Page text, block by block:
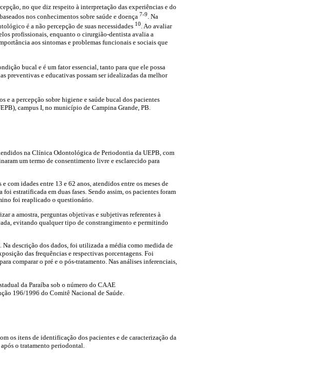
no que diz respeito à interpretação das experiências e do
nos conhecimentos sobre saúde e doença 7-9 . Na
é a não percepção de suas necessidades 10. Ao avaliar
profissionais, enquanto o cirurgião-dentista avalia a
aos sintomas e problemas funcionais e sociais que
bucal e é um fator essencial, tanto para que ele possa
preventivas e educativas possam ser idealizadas da melhor
e a percepção sobre higiene e saúde bucal dos pacientes
campus I, no município de Campina Grande, PB.
na Clínica Odontológica de Periodontia da UEPB, com
um termo de consentimento livre e esclarecido para
idades entre 13 e 62 anos, atendidos entre os meses de
estratificada em duas fases. Sendo assim, os pacientes foram
foi reaplicado o questionário.
a amostra, perguntas objetivas e subjetivas referentes à
evitando qualquer tipo de constrangimento e permitindo
Na descrição dos dados, foi utilizada a média como medida de
das frequências e respectivas porcentagens. Foi
comparar o pré e o pós-tratamento. Nas análises inferenciais,
da Paraíba sob o número do CAAE
196/1996 do Comitê Nacional de Saúde.
os itens de identificação dos pacientes e de caracterização da
o tratamento periodontal.